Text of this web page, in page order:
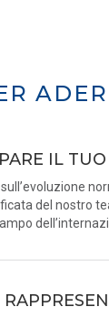
IL
del nostro